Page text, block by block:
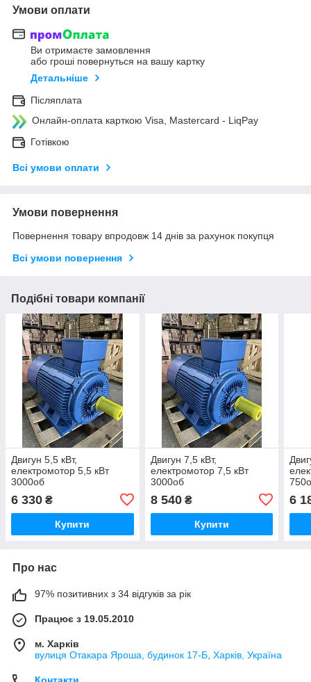
Умови оплати
Ви отримаєте замовлення
або гроші повернуться на вашу картку
Детальніше
Післяплата
Онлайн-оплата карткою Visa, Mastercard - LiqPay
Готівкою
Всі умови оплати
Умови повернення
Повернення товару впродовж 14 днів за рахунок покупця
Всі умови повернення
Подібні товари компанії
Двигун 5,5 кВт,
електромотор 5,5 кВт
3000об
6 330 ₴
Купити
Двигун 7,5 кВт,
електромотор 7,5 кВт
3000об
8 540₴
Купити
6
Про нас
97% позитивних з 34 відгуків за рік
Працює з 19.05.2010
м. Харків
вулиця Отакара Яроша, будинок 17-Б, Харків, Україна
Контакти